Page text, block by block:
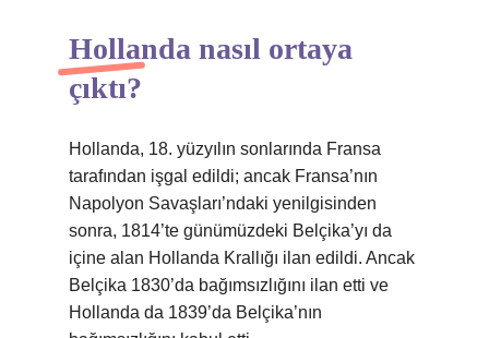
Hollanda nasıl ortaya
çıktı?
Hollanda, 18. yüzyılın sonlarında Fransa
tarafından işgal edildi; ancak Fransa’nın
Napolyon Savaşları’ndaki yenilgisinden
sonra, 1814’te günümüzdeki Belçika’yı da
içine alan Hollanda Krallığı ilan edildi. Ancak
Belçika 1830’da bağımsızlığını ilan etti ve
Hollanda da 1839’da Belçika’nın